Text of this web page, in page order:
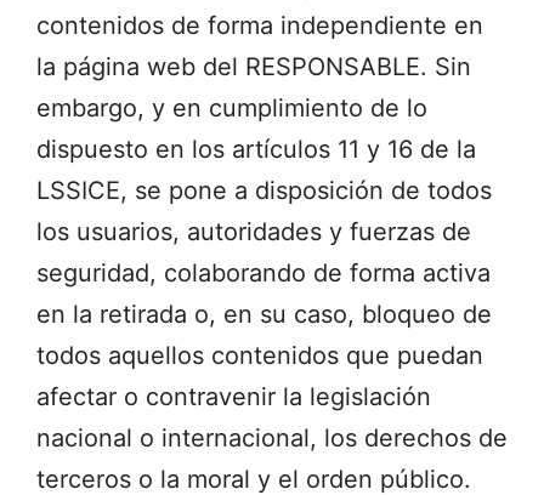
contenidos de forma independiente en
la página web del RESPONSABLE. Sin
embargo, y en cumplimiento de lo
dispuesto en los artículos 11 y 16 de la
LSSICE, se pone a disposición de todos
los usuarios, autoridades y fuerzas de
seguridad, colaborando de forma activa
en la retirada o, en su caso, bloqueo de
todos aquellos contenidos que puedan
afectar o contravenir la legislación
nacional o internacional, los derechos de
terceros o la moral y el orden público.